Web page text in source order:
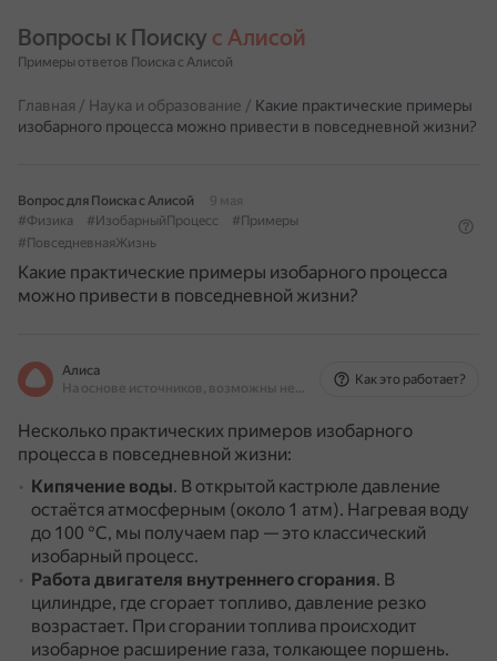
Вопросы к Поиску с Алисой
Примеры ответов Поиска с Алисой
Главная / Наука и образование / Какие практические примеры
изобарного процесса можно привести в повседневной жизни?
Вопрос для Поиска с Алисой
9 мая
#Физика
#ИзобарныйПроцесс
#Примеры
#ПовседневнаяЖизнь
Какие практические примеры изобарного процесса
можно привести в повседневной жизни?
Алиса
На основе источников, возможны неточности
Как это работает?
Несколько практических примеров изобарного
процесса в повседневной жизни:
Кипячение воды. В открытой кастрюле давление
остаётся атмосферным (около 1 атм). Нагревая воду
до 100 °C, мы получаем пар — это классический
изобарный процесс.
Работа двигателя внутреннего сгорания. В
цилиндре, где сгорает топливо, давление резко
возрастает. При сгорании топлива происходит
изобарное расширение газа, толкающее поршень.